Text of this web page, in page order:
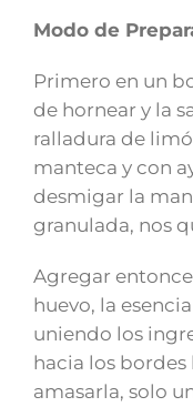
Modo de
Primero en un
de hornear y la
ralladura de
manteca y con
desmigar la
granulada, nos
Agregar
huevo, la
uniendo los
hacia los bordes
amasarla, solo